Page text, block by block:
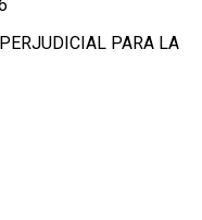
PARA LA